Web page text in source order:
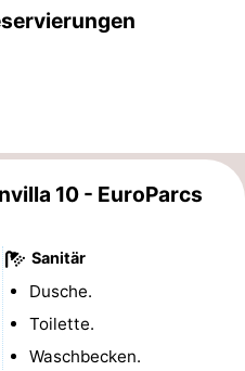
10 - EuroParcs
Sanitär
Dusche.
Toilette.
Waschbecken.